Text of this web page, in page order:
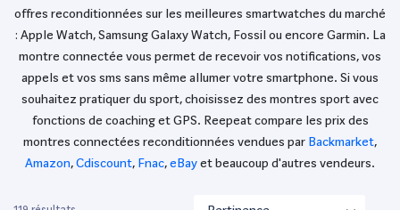
offres reconditionnées sur les meilleures smartwatches du marché
: Apple Watch, Samsung Galaxy Watch, Fossil ou encore Garmin. La
montre connectée vous permet de recevoir vos notifications, vos
appels et vos sms sans même allumer votre smartphone. Si vous
souhaitez pratiquer du sport, choisissez des montres sport avec
fonctions de coaching et GPS. Reepeat compare les prix des
montres connectées reconditionnées vendues par Backmarket,
Amazon,Cdiscount, Fnac,eBayet beaucoup d'autres vendeurs.